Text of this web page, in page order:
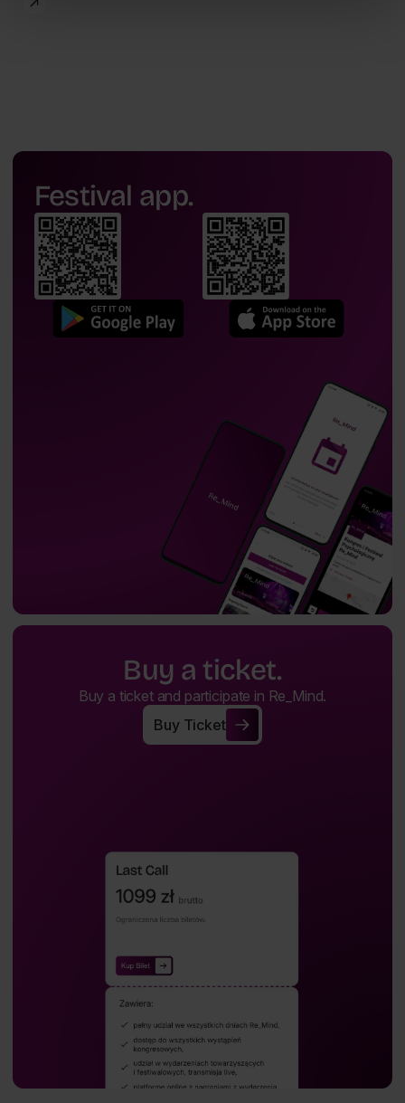
Katarzyna Surmiak-Domańska
Festival app.
Buy a ticket.
Buy a ticket and participate in Re_Mind.
Buy Ticket
Buy Ticket